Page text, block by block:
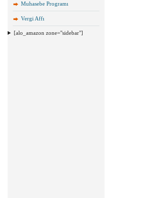
Muhasebe Programı
Vergi Affı
[alo_amazon zone="sidebar"]